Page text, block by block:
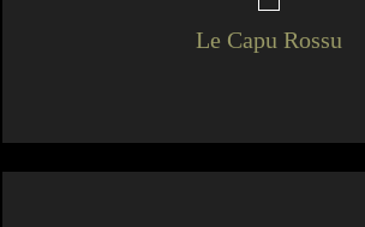
Le Capu Rossu